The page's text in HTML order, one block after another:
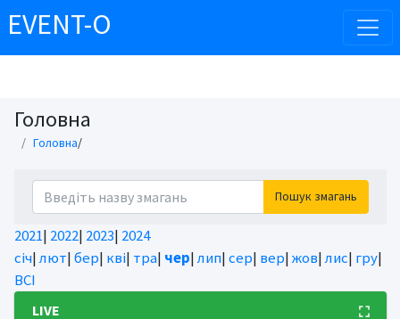
EVENT-O
Головна
Головна/
Пошук змагань
2021| 2022| 2023| 2024
січ|лют|бер| кві| тра| чер|лип|сер| вер|жов|лис| гру|
ВСІ
LIVE